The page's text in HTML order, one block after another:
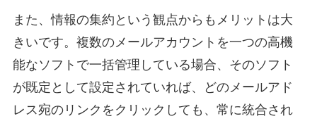
また、情報の集約という観点からもメリットは大
きいです。複数のメールアカウントを一つの高機
能なソフトで一括管理している場合、そのソフト
が既定として設定されていれば、どのメールアド
レス宛のリンクをクリックしても、常に統合され